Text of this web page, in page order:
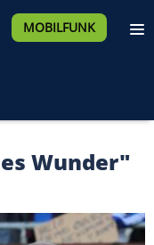
MOBILFUNK
Wunder"